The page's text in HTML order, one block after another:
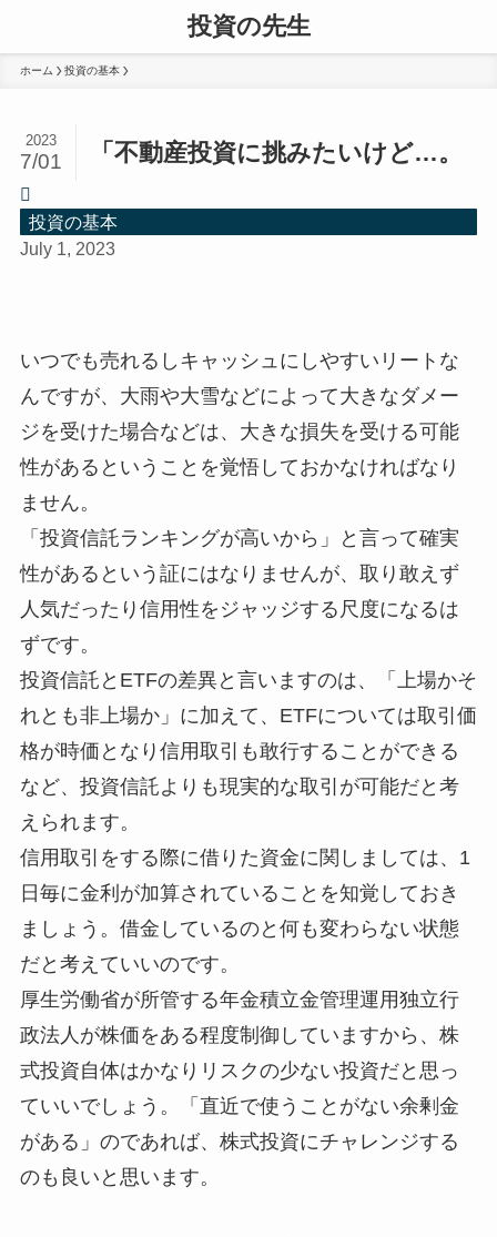
投資の先生
ホーム 投資の基本
「不動産投資に挑みたいけど…。
2023
7/01
投資の基本
July 1, 2023
いつでも売れるしキャッシュにしやすいリートな
んですが、大雨や大雪などによって大きなダメー
ジを受けた場合などは、大きな損失を受ける可能
性があるということを覚悟しておかなければなり
ません。
「投資信託ランキングが高いから」と言って確実
性があるという証にはなりませんが、取り敢えず
人気だったり信用性をジャッジする尺度になるは
ずです。
投資信託とETFの差異と言いますのは、「上場かそ
れとも非上場か」に加えて、ETFについては取引価
格が時価となり信用取引も敢行することができる
など、投資信託よりも現実的な取引が可能だと考
えられます。
信用取引をする際に借りた資金に関しましては、1
日毎に金利が加算されていることを知覚しておき
ましょう。借金しているのと何も変わらない状態
だと考えていいのです。
厚生労働省が所管する年金積立金管理運用独立行
政法人が株価をある程度制御していますから、株
式投資自体はかなりリスクの少ない投資だと思っ
ていいでしょう。「直近で使うことがない余剰金
がある」のであれば、株式投資にチャレンジする
のも良いと思います。